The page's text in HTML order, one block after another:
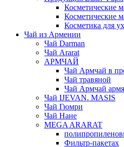
Косметические
Косметические
Косметика для
Чай из Армении
Чай Darman
Чай Ararat
АРМЧАЙ
Чай Армчай в
Чай травяной
Чай Армчай
Чай IJEVAN. MASIS
Чай Гюмри
Чай Нане
MEGA ARARAT
Фильтр-пакетах